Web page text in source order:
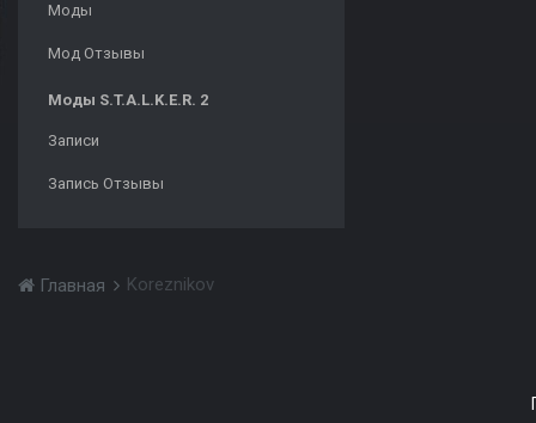
Моды
Мод Отзывы
Моды S.T.A.L.K.E.R. 2
Записи
Запись Отзывы
Главная Koreznikov